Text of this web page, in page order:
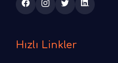
Hızlı Linkler